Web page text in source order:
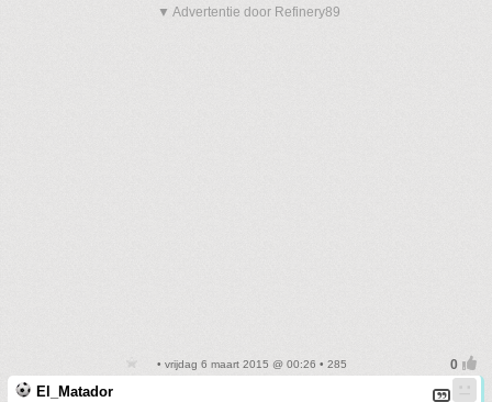
▼ Advertentie door Refinery89
• vrijdag 6 maart 2015 @ 00:26 • 285
El_Matador